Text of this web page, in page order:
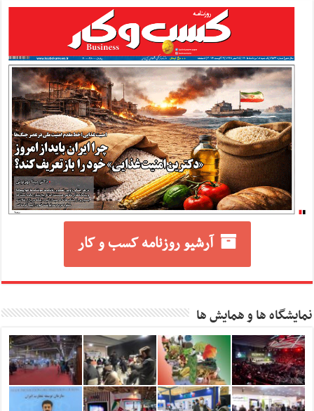
آرشیو روزنامه کسب و کار
نمایشگاه ها و همایش ها